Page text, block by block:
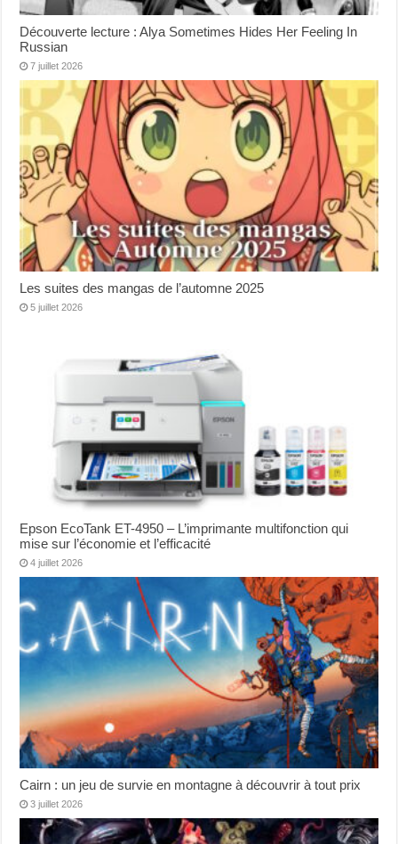
Découverte lecture : Alya Sometimes Hides Her Feeling In
Russian
7 juillet 2026
Les suites des mangas de l’automne 2025
5 juillet 2026
Epson EcoTank ET-4950 – L’imprimante multifonction qui
mise sur l’économie et l’efficacité
4 juillet 2026
Cairn : un jeu de survie en montagne à découvrir à tout prix
3 juillet 2026